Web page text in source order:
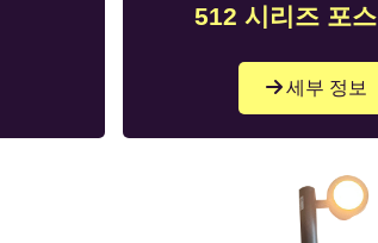
512 시리즈 포
세부 정보